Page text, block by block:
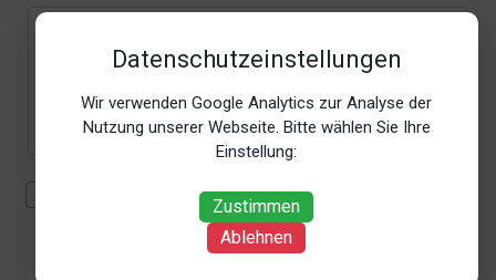
Datenschutzeinstellungen
Wir verwenden Google Analytics zur Analyse der
Nutzung unserer Webseite. Bitte wählen Sie Ihre
Einstellung:
Zustimmen
Ablehnen
Mit der Erhebung, Verarbeitung und Nutzung meiner
personenbezogenen Daten (Angaben, Datum und
Uhrzeit der Bewertungsabgabe, Referrer-URL) zum